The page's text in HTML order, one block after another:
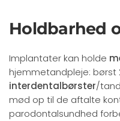
Holdbarhed
Implantater kan holde
hjemmetandpleje: børst
interdentalbørster/
mød op til de aftalte
parodontalsundhed